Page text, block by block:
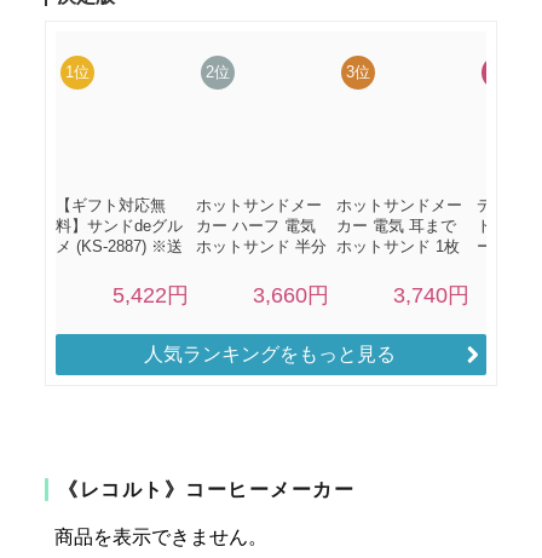
人気ランキングをもっと見る
《レコルト》コーヒーメーカー